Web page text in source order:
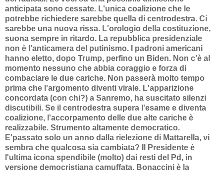
anticipata sono cessate. L'unica coalizione che le
potrebbe richiedere sarebbe quella di centrodestra. Ci
sarebbe una nuova rissa. L'orologio della costituzione,
suona sempre in ritardo. La repubblica presidenziale
non è l'anticamera del putinismo. I padroni americani
hanno eletto, dopo Trump, perfino un Biden. Non c'è al
momento nessuno che abbia coraggio e forza di
combaciare le due cariche. Non passerà molto tempo
prima che l'argomento diventi virale. L'apparizione
concordata (con chi?) a Sanremo, ha suscitato silenzi
discutibili. Se il centrodestra supera l'esame e diventa
coalizione, l'accorpamento delle due alte cariche è
realizzabile. Strumento altamente democratico.
E'passato solo un anno dalla rielezione di Mattarella, vi
sembra che qualcosa sia cambiata? Il Presidente è
l'ultima icona spendibile (molto) dai resti del Pd, in
versione democristiana camuffata. Bonaccini è la